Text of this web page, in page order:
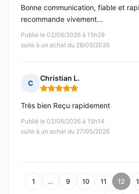
Publié le 02/06/2026 à 15h29
suite à un achat du 28/05/2026
Bonne communication, fiable et
recommande vivement...
C
Christian L.
Note : 5 sur 5
Publié le 02/06/2026 à 15h14
suite à un achat du 27/05/2026
Très bien Reçu rapidement
1 … 9 10 11 12